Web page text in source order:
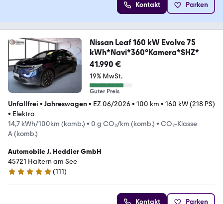
Kontakt Parken
Nissan Leaf 160 kW Evolve 75
kWh*Navi*360°Kamera*SHZ*
41.990 €
19% MwSt.
Guter Preis
Unfallfrei • Jahreswagen• EZ 06/2026• 100 km • 160 kW (218 PS)
• Elektro
14,7 kWh/100km (komb.) • 0 g CO₂/km (komb.) • CO₂-Klasse
A (komb.)
Automobile J. Heddier GmbH
45721 Haltern am See
4.9 Sterne
(111)
Kontakt Parken